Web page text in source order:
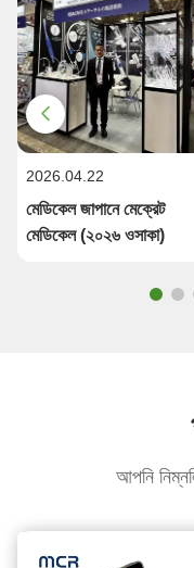
2026.04.22
মেডিকেল জাপানে মেক্রেট
মেডিকেল (২০২৬ ওসাকা)
আপনি